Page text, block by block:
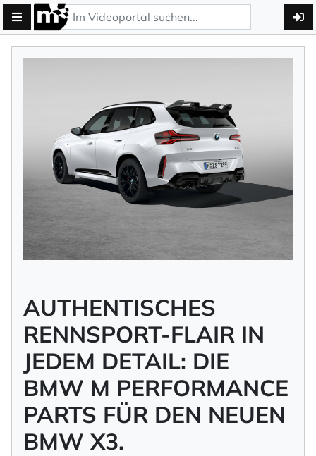
AUTHENTISCHES
RENNSPORT-FLAIR IN
JEDEM DETAIL: DIE
BMW M PERFORMANCE
PARTS FÜR DEN NEUEN
BMW X3.